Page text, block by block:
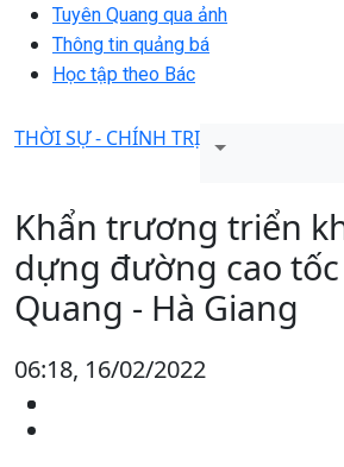
Tuyên Quang qua ảnh
Thông tin quảng bá
Học tập theo Bác
THỜI SỰ - CHÍNH TRỊ
Khẩn trương triển
dựng đường cao tốc
Quang - Hà Giang
06:18, 16/02/2022